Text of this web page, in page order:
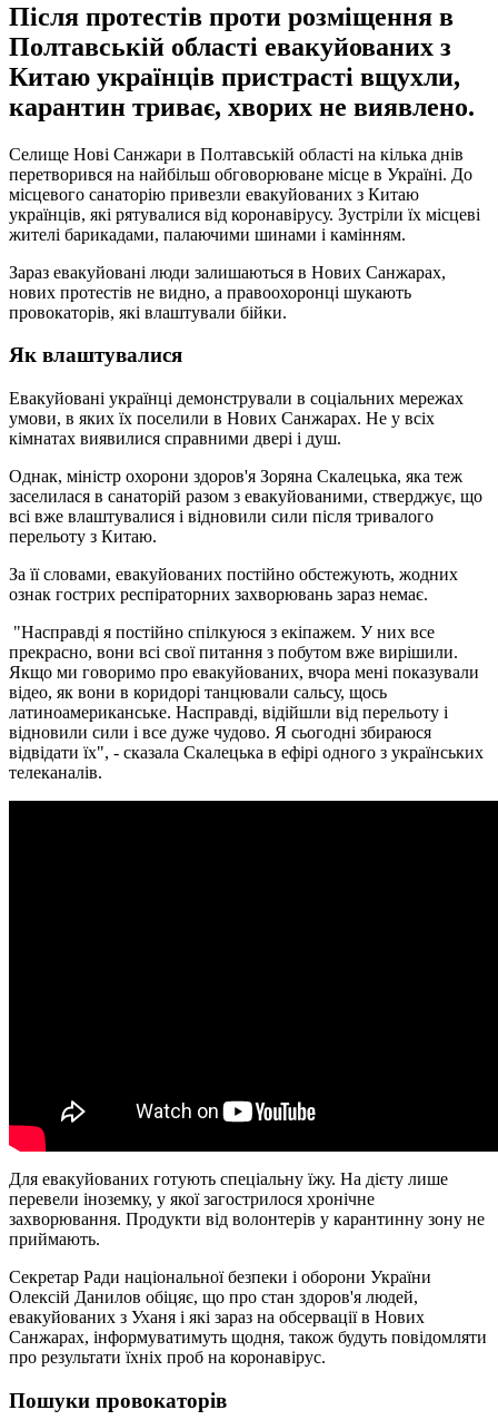
Після протестів проти розміщення в
Полтавській області евакуйованих з
Китаю українців пристрасті вщухли,
карантин триває, хворих не виявлено.
Селище Нові Санжари в Полтавській області на кілька днів
перетворився на найбільш обговорюване місце в Україні. До
місцевого санаторію привезли евакуйованих з Китаю
українців, які рятувалися від коронавірусу. Зустріли їх місцеві
жителі барикадами, палаючими шинами і камінням.
Зараз евакуйовані люди залишаються в Нових Санжарах,
нових протестів не видно, а правоохоронці шукають
провокаторів, які влаштували бійки.
Як влаштувалися
Евакуйовані українці демонстрували в соціальних мережах
умови, в яких їх поселили в Нових Санжарах. Не у всіх
кімнатах виявилися справними двері і душ.
Однак, міністр охорони здоров'я Зоряна Скалецька, яка теж
заселилася в санаторій разом з евакуйованими, стверджує, що
всі вже влаштувалися і відновили сили після тривалого
перельоту з Китаю.
За її словами, евакуйованих постійно обстежують, жодних
ознак гострих респіраторних захворювань зараз немає.
"Насправді я постійно спілкуюся з екіпажем. У них все
прекрасно, вони всі свої питання з побутом вже вирішили.
Якщо ми говоримо про евакуйованих, вчора мені показували
відео, як вони в коридорі танцювали сальсу, щось
латиноамериканське. Насправді, відійшли від перельоту і
відновили сили і все дуже чудово. Я сьогодні збираюся
відвідати їх", - сказала Скалецька в ефірі одного з українських
телеканалів.
Для евакуйованих готують спеціальну їжу. На дієту лише
перевели іноземку, у якої загострилося хронічне
захворювання. Продукти від волонтерів у карантинну зону не
приймають.
Секретар Ради національної безпеки і оборони України
Олексій Данилов обіцяє, що про стан здоров'я людей,
евакуйованих з Уханя і які зараз на обсервації в Нових
Санжарах, інформуватимуть щодня, також будуть повідомляти
про результати їхніх проб на коронавірус.
Пошуки провокаторів